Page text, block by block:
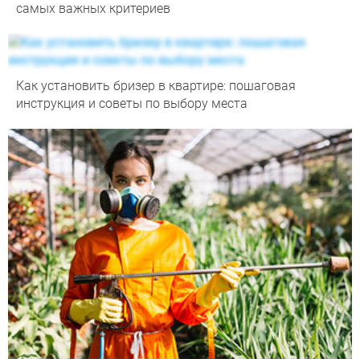
самых важных критериев
Как установить бризер в квартире: пошаговая
инструкция и советы по выбору места